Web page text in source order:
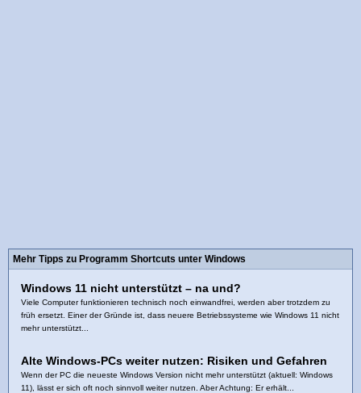
Mehr Tipps zu Programm Shortcuts unter Windows
Windows 11 nicht unterstützt – na und?
Viele Computer funktionieren technisch noch einwandfrei, werden aber trotzdem zu
früh ersetzt. Einer der Gründe ist, dass neuere Betriebssysteme wie Windows 11 nicht
mehr unterstützt...
Alte Windows-PCs weiter nutzen: Risiken und Gefahren
Wenn der PC die neueste Windows Version nicht mehr unterstützt (aktuell: Windows
11), lässt er sich oft noch sinnvoll weiter nutzen. Aber Achtung: Er erhält...